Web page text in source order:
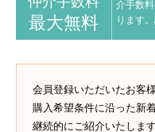
最大無料
介手数料
ります。
会員登録いただいたお客
購入希望条件に沿った新
継続的にご紹介いたします